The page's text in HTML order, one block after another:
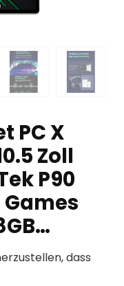
PC X
Zoll
P90
Games
dass